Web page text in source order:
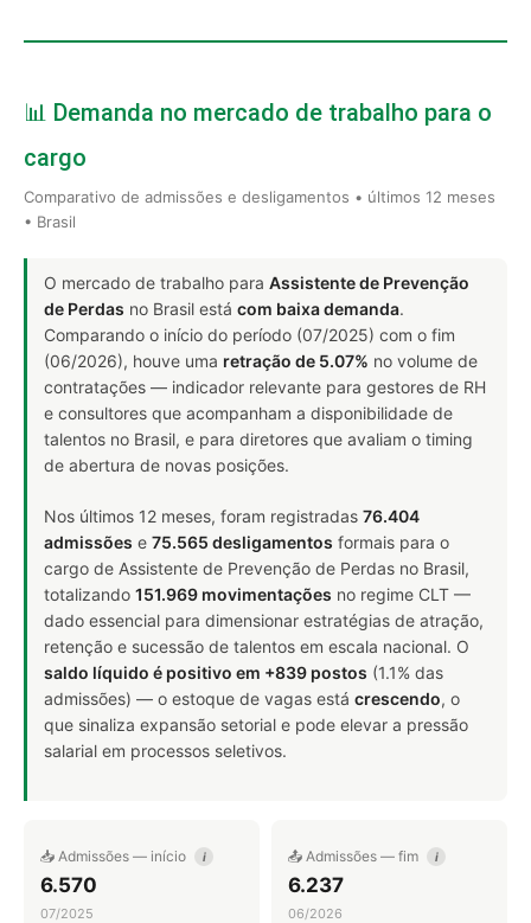
📊 Demanda no mercado de trabalho para o
cargo
Comparativo de admissões e desligamentos • últimos 12 meses
• Brasil
O mercado de trabalho para Assistente de Prevenção
de Perdas no Brasil está com baixa demanda.
Comparando o início do período (07/2025) com o fim
(06/2026), houve uma retração de 5.07% no volume de
contratações — indicador relevante para gestores de RH
e consultores que acompanham a disponibilidade de
talentos no Brasil, e para diretores que avaliam o timing
de abertura de novas posições.
Nos últimos 12 meses, foram registradas 76.404
admissões e 75.565 desligamentos formais para o
cargo de Assistente de Prevenção de Perdas no Brasil,
totalizando 151.969 movimentações no regime CLT —
dado essencial para dimensionar estratégias de atração,
retenção e sucessão de talentos em escala nacional. O
saldo líquido é positivo em +839 postos (1.1% das
admissões) — o estoque de vagas está crescendo, o
que sinaliza expansão setorial e pode elevar a pressão
salarial em processos seletivos.
📥 Admissões — início i
6.570
07/2025
📤 Admissões — fim i
6.237
06/2026